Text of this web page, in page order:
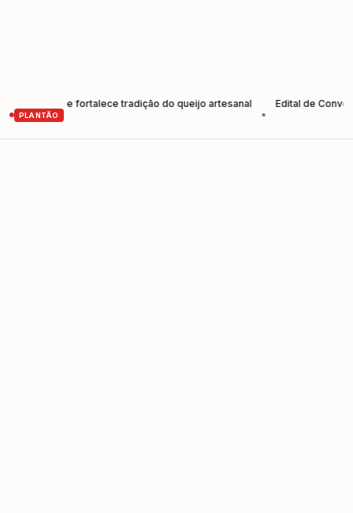
PLANTÃO
e fortalece tradição do queijo artesanal
Edital de